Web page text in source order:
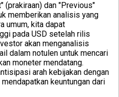
(prakiraan) dan "Previous"
memberikan analisis yang
umum, kita dapat
pada USD setelah rilis
akan menganalisis
dalam notulen untuk mencari
moneter mendatang.
arah kebijakan dengan
keuntungan dari